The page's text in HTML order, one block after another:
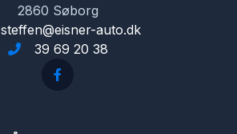
2860 Søborg
steffen@eisner-auto.dk
39 69 20 38